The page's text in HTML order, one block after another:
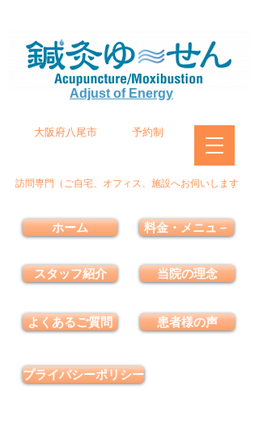
Adjust of Energy
大阪府八尾市 予約制
訪問専門（ご自宅、オフィス、施設へお伺いします
ホーム
スタッフ紹介
よくあるご質問
料金・メニュ－
当院の理念
患者様の声
プライバシーポリシー